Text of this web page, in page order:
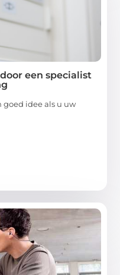
een specialist
goed idee als u uw